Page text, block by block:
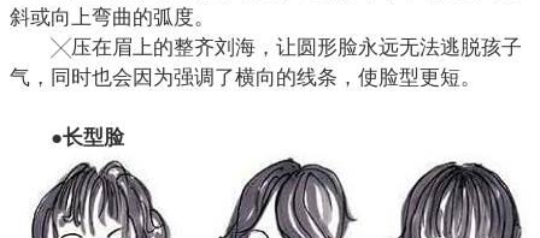
斜或向上弯曲的弧度。
╳压在眉上的整齐刘海，让圆形脸永远无法逃脱孩子
气，同时也会因为强调了横向的线条，使脸型更短。
●长型脸